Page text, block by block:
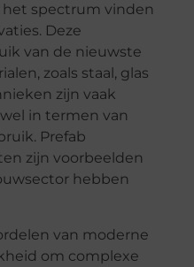
het spectrum vinden
Deze
van de nieuwste
zoals staal, glas
zijn vaak
in termen van
Prefab
zijn voorbeelden
hebben
van moderne
om complexe